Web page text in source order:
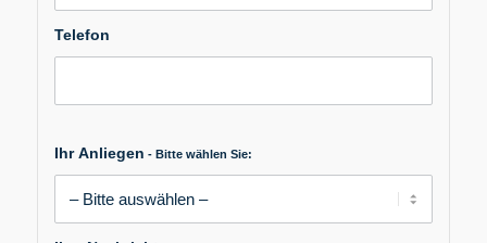
Telefon
Ihr Anliegen - Bitte wählen Sie: